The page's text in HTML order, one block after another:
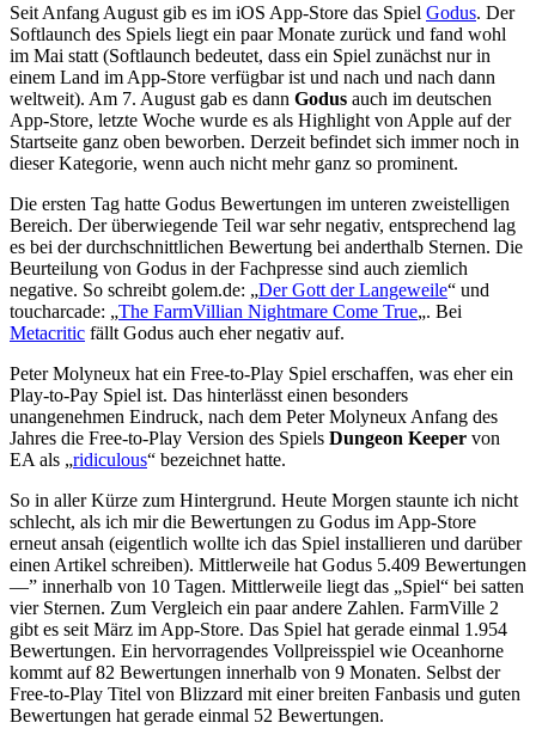
Seit Anfang August gib es im iOS App-Store das Spiel Godus. Der
Softlaunch des Spiels liegt ein paar Monate zurück und fand wohl
im Mai statt (Softlaunch bedeutet, dass ein Spiel zunächst nur in
einem Land im App-Store verfügbar ist und nach und nach dann
weltweit). Am 7. August gab es dann Godus auch im deutschen
App-Store, letzte Woche wurde es als Highlight von Apple auf der
Startseite ganz oben beworben. Derzeit befindet sich immer noch in
dieser Kategorie, wenn auch nicht mehr ganz so prominent.
Die ersten Tag hatte Godus Bewertungen im unteren zweistelligen
Bereich. Der überwiegende Teil war sehr negativ, entsprechend lag
es bei der durchschnittlichen Bewertung bei anderthalb Sternen. Die
Beurteilung von Godus in der Fachpresse sind auch ziemlich
negative. So schreibt golem.de: „Der Gott der Langeweile“ und
toucharcade: „The FarmVillian Nightmare Come True„. Bei
Metacritic fällt Godus auch eher negativ auf.
Peter Molyneux hat ein Free-to-Play Spiel erschaffen, was eher ein
Play-to-Pay Spiel ist. Das hinterlässt einen besonders
unangenehmen Eindruck, nach dem Peter Molyneux Anfang des
Jahres die Free-to-Play Version des Spiels Dungeon Keeper von
EA als „ridiculous“ bezeichnet hatte.
So in aller Kürze zum Hintergrund. Heute Morgen staunte ich nicht
schlecht, als ich mir die Bewertungen zu Godus im App-Store
erneut ansah (eigentlich wollte ich das Spiel installieren und darüber
einen Artikel schreiben). Mittlerweile hat Godus 5.409 Bewertungen
—” innerhalb von 10 Tagen. Mittlerweile liegt das „Spiel“ bei satten
vier Sternen. Zum Vergleich ein paar andere Zahlen. FarmVille 2
gibt es seit März im App-Store. Das Spiel hat gerade einmal 1.954
Bewertungen. Ein hervorragendes Vollpreisspiel wie Oceanhorne
kommt auf 82 Bewertungen innerhalb von 9 Monaten. Selbst der
Free-to-Play Titel von Blizzard mit einer breiten Fanbasis und guten
Bewertungen hat gerade einmal 52 Bewertungen.